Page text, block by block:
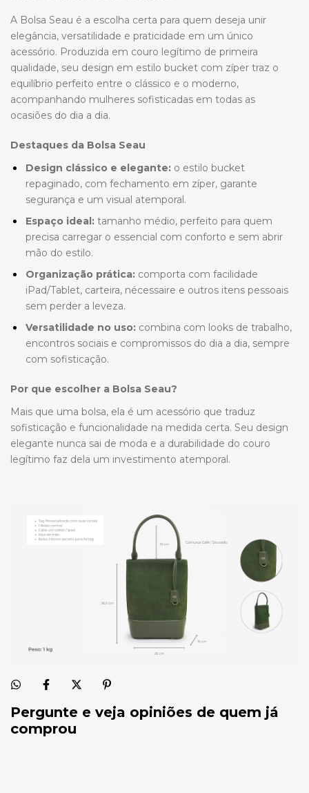
A Bolsa Seau é a escolha certa para quem deseja unir
elegância, versatilidade e praticidade em um único
acessório. Produzida em couro legítimo de primeira
qualidade, seu design em estilo bucket com zíper traz o
equilíbrio perfeito entre o clássico e o moderno,
acompanhando mulheres sofisticadas em todas as
ocasiões do dia a dia.
Destaques da Bolsa Seau
Design clássico e elegante: o estilo bucket
repaginado, com fechamento em zíper, garante
segurança e um visual atemporal.
Espaço ideal: tamanho médio, perfeito para quem
precisa carregar o essencial com conforto e sem abrir
mão do estilo.
Organização prática: comporta com facilidade
iPad/Tablet, carteira, nécessaire e outros itens pessoais
sem perder a leveza.
Versatilidade no uso: combina com looks de trabalho,
encontros sociais e compromissos do dia a dia, sempre
com sofisticação.
Por que escolher a Bolsa Seau?
Mais que uma bolsa, ela é um acessório que traduz
sofisticação e funcionalidade na medida certa. Seu design
elegante nunca sai de moda e a durabilidade do couro
legítimo faz dela um investimento atemporal.
Pergunte e veja opiniões de quem já
comprou